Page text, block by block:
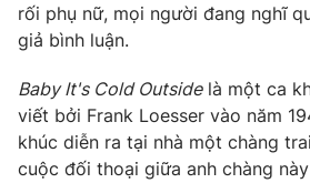
VTV4 Vươn
VTV9 VTV8
Liên hệ tòa soạn English
rối phụ nữ, mọi người đang nghĩ
giả bình luận.
Baby It's Cold Outsidelà một ca
viết bởi Frank Loesser vào năm
khúc diễn ra tại nhà một chàng
cuộc đối thoại giữa anh chàng